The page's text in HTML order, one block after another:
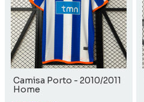
Camisa Porto - 2010/2011
Home